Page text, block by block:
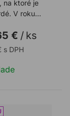
na ktoré je
V roku
jadrovú vŕtačku ...
€ / ks
s DPH
CYCLONE
jadrových